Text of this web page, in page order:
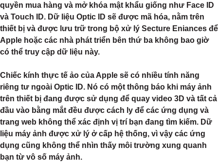
quyền mua hàng và mở khóa mật khẩu giống như ‌Face ID‌
và Touch ID. Dữ liệu Optic ID sẽ được mã hóa, nằm trên
thiết bị và được lưu trữ trong bộ xử lý Secture Eniances để
Apple hoặc các nhà phát triển bên thứ ba không bao giờ
có thể truy cập dữ liệu này.
Chiếc kính thực tế ảo của Apple sẽ có nhiều tính năng
riêng tư ngoài Optic ID. Nó có một thông báo khi máy ảnh
trên thiết bị đang được sử dụng để quay video 3D và tất cả
đầu vào bằng mắt đều được cách ly để các ứng dụng và
trang web không thể xác định vị trí bạn đang tìm kiếm. Dữ
liệu máy ảnh được xử lý ở cấp hệ thống, vì vậy các ứng
dụng cũng không thể nhìn thấy môi trường xung quanh
bạn từ vô số máy ảnh.